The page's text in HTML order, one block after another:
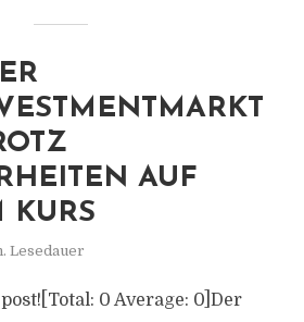
AUF
KURS
Lesedauer
0 Average: 0]Der